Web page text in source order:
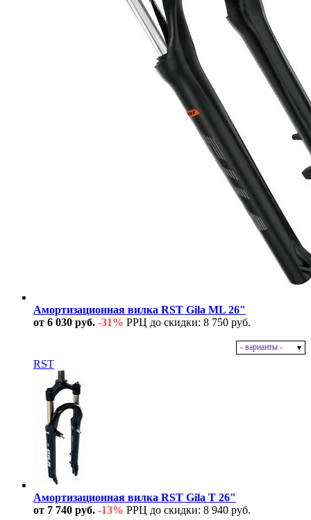
Амортизационная вилка RST Gila ML 26"
от 6 030 руб. -31% РРЦ до скидки: 8 750 руб.
- варианты -
RST
Амортизационная вилка RST Gila T 26"
от 7 740 руб. -13% РРЦ до скидки: 8 940 руб.